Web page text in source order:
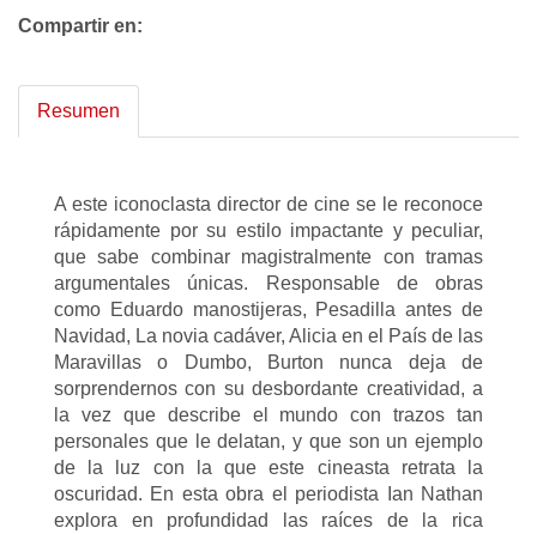
Compartir en:
Resumen
A este iconoclasta director de cine se le reconoce
rápidamente por su estilo impactante y peculiar,
que sabe combinar magistralmente con tramas
argumentales únicas. Responsable de obras
como Eduardo manostijeras, Pesadilla antes de
Navidad, La novia cadáver, Alicia en el País de las
Maravillas o Dumbo, Burton nunca deja de
sorprendernos con su desbordante creatividad, a
la vez que describe el mundo con trazos tan
personales que le delatan, y que son un ejemplo
de la luz con la que este cineasta retrata la
oscuridad. En esta obra el periodista Ian Nathan
explora en profundidad las raíces de la rica